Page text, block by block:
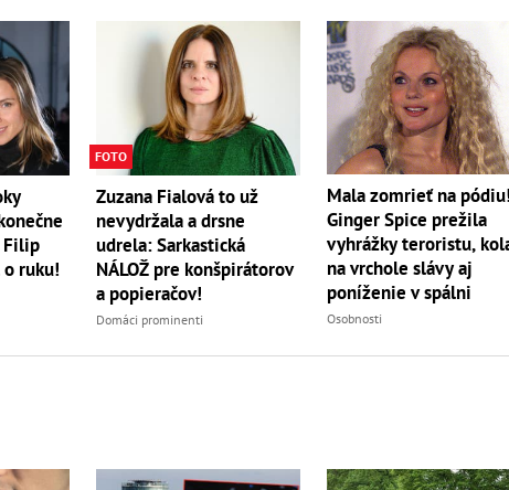
Filip
ruku!
FOTO
Zuzana Fialová to už
nevydržala a drsne
udrela: Sarkastická
NÁLOŽ pre konšpirátorov
a popieračov!
Domáci prominenti
Mala zomrieť na
Ginger Spice prežila
vyhrážky teroristu,
na vrchole slávy aj
poníženie v spálni
Osobnosti